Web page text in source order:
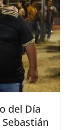
del Día